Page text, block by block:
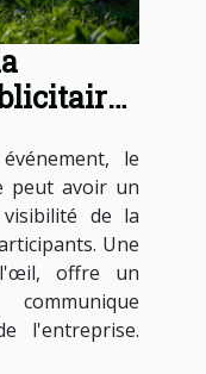
le
peut avoir un
de la
Une
offre un
l'entreprise.